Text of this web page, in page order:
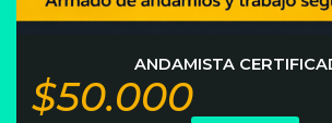
ANDAMISTA
$50.000